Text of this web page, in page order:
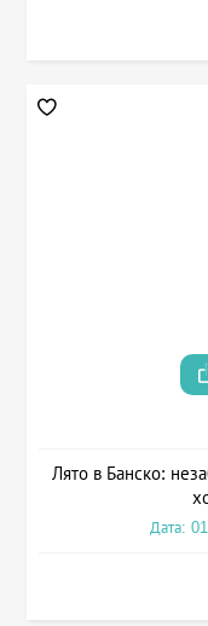
Лято в Банско:
Дата: